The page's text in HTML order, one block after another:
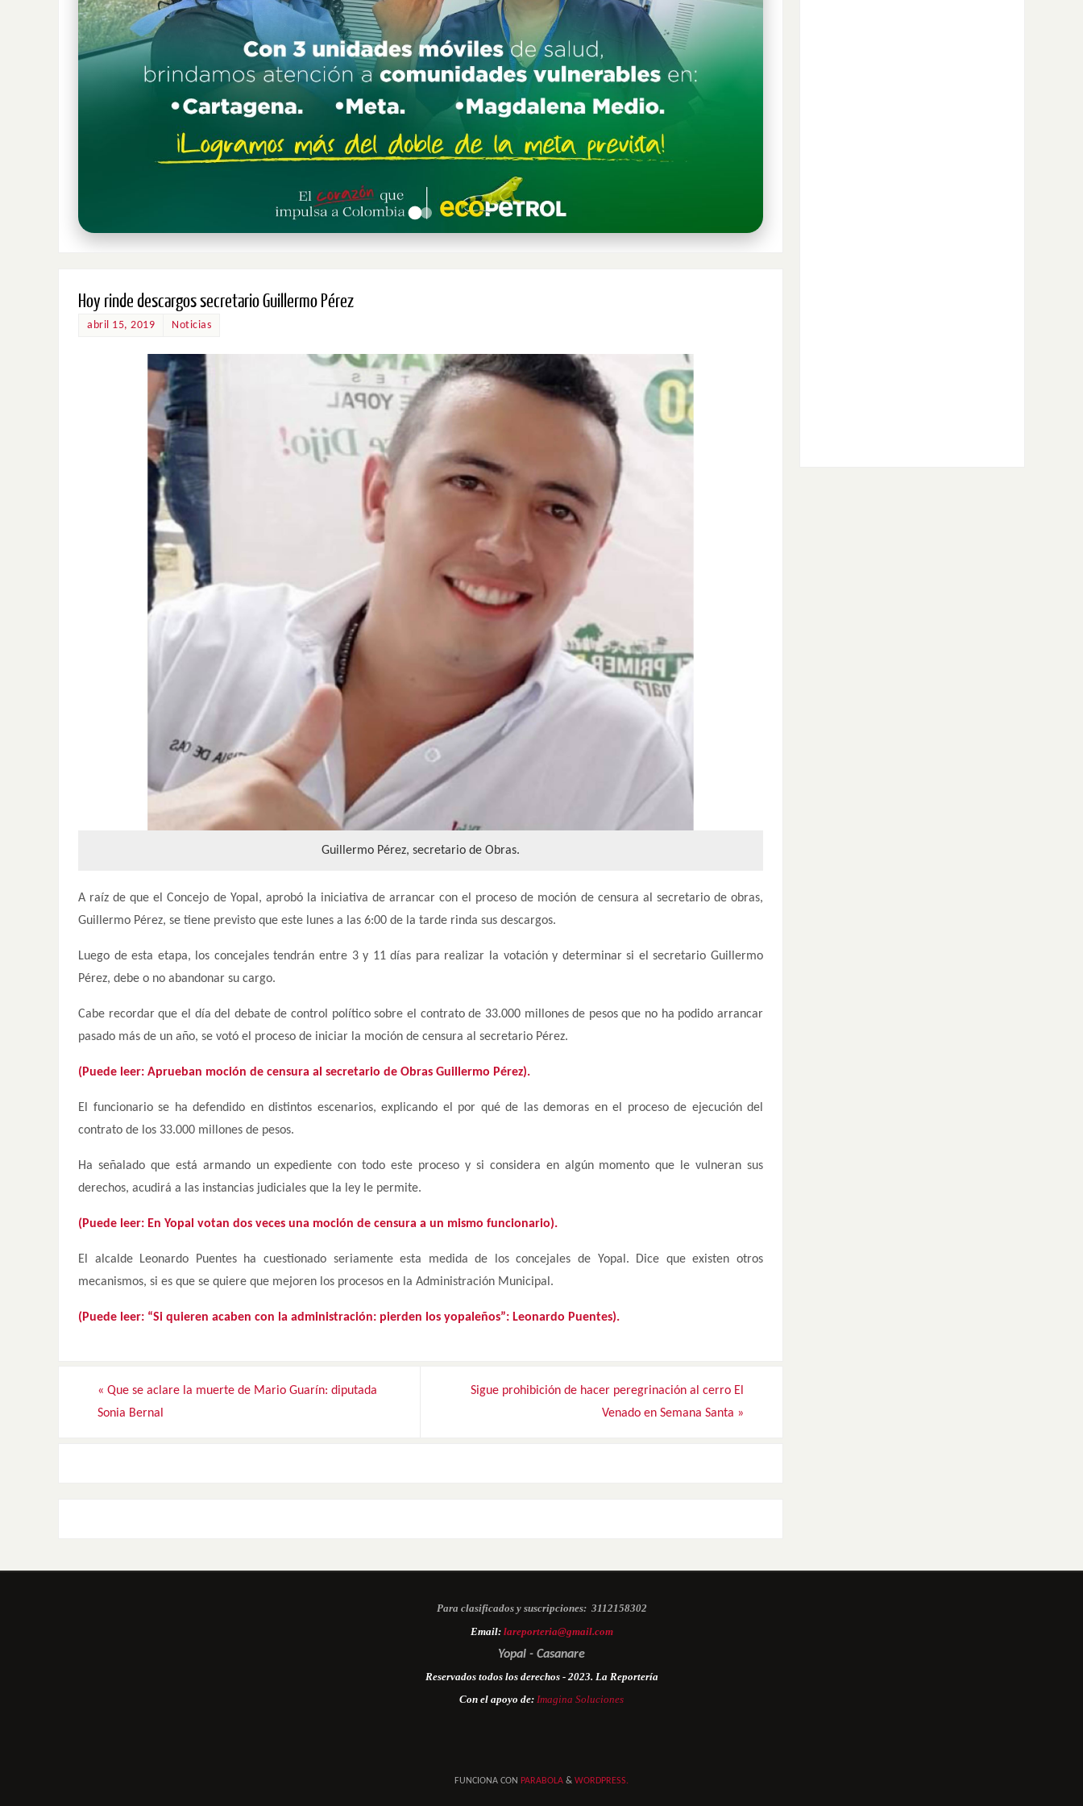
Hoy rinde descargos secretario Guillermo Pérez
abril 15, 2019 Noticias
Guillermo Pérez, secretario de Obras.
A raíz de que el Concejo de Yopal, aprobó la iniciativa de arrancar con el proceso de moción de censura al secretario de obras,
Guillermo Pérez, se tiene previsto que este lunes a las 6:00 de la tarde rinda sus descargos.
Luego de esta etapa, los concejales tendrán entre 3 y 11 días para realizar la votación y determinar si el secretario Guillermo
Pérez, debe o no abandonar su cargo.
Cabe recordar que el día del debate de control político sobre el contrato de 33.000 millones de pesos que no ha podido arrancar
pasado más de un año, se votó el proceso de iniciar la moción de censura al secretario Pérez.
(Puede leer: Aprueban moción de censura al secretario de Obras Guillermo Pérez).
El funcionario se ha defendido en distintos escenarios, explicando el por qué de las demoras en el proceso de ejecución del
contrato de los 33.000 millones de pesos.
Ha señalado que está armando un expediente con todo este proceso y si considera en algún momento que le vulneran sus
derechos, acudirá a las instancias judiciales que la ley le permite.
(Puede leer: En Yopal votan dos veces una moción de censura a un mismo funcionario).
El alcalde Leonardo Puentes ha cuestionado seriamente esta medida de los concejales de Yopal. Dice que existen otros
mecanismos, si es que se quiere que mejoren los procesos en la Administración Municipal.
(Puede leer: “Si quieren acaben con la administración: pierden los yopaleños”: Leonardo Puentes).
« Que se aclare la muerte de Mario Guarín: diputada
Sonia Bernal
Sigue prohibición de hacer peregrinación al cerro El
Venado en Semana Santa »
Para clasificados y suscripciones: 3112158302
Email: lareporteria@gmail.com
Yopal - Casanare
Reservados todos los derechos - 2023. La Reportería
Con el apoyo de: Imagina Soluciones
FUNCIONA CON PARABOLA & WORDPRESS.